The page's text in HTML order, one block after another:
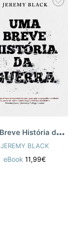
U
ma Breve História da Guerra
JEREMY BLACK
eBook11,99€